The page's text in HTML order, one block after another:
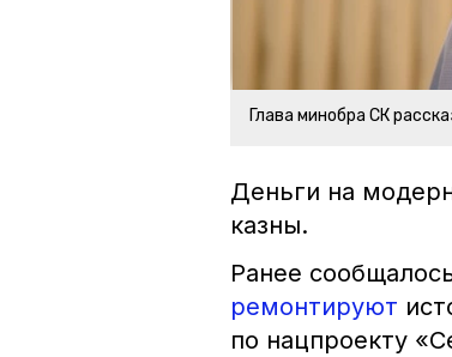
Глава минобра СК
Деньги на
казны.
Ранее
ремонтируют
по нацпроекту